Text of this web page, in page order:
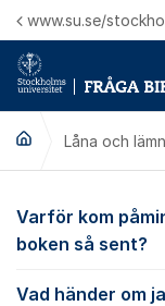
Hoppa till innehåll
www.su.se/
Låna och
Låna
Varför kom
boken så sent?
Vad händer om